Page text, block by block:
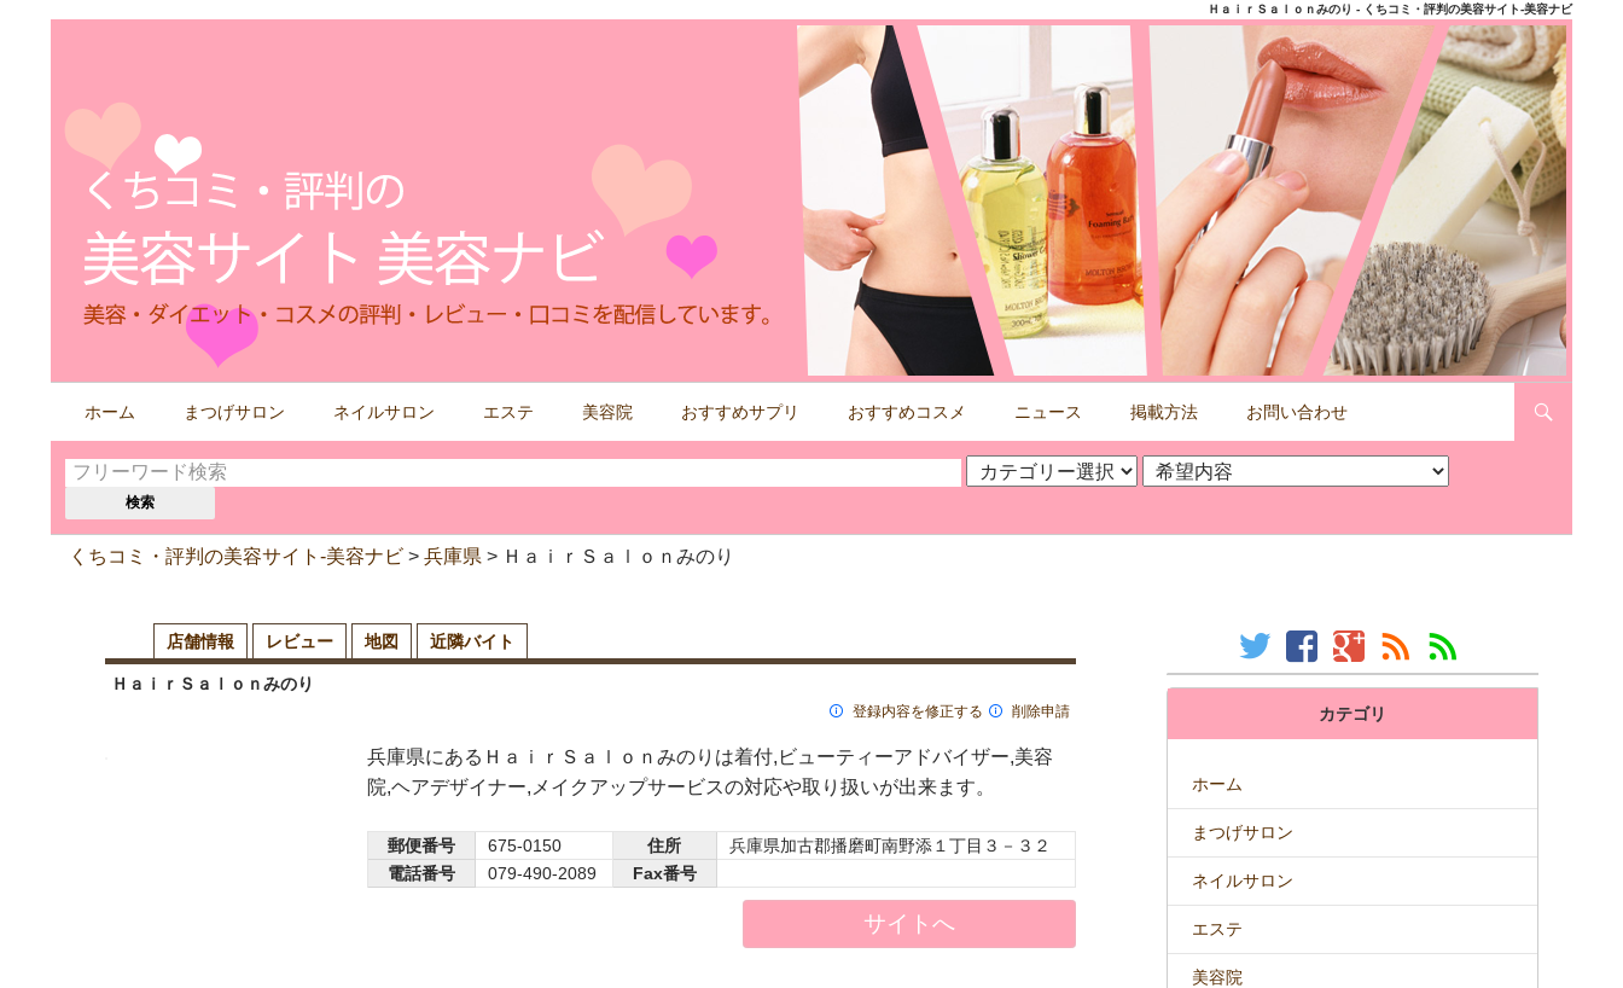
ＨａｉｒＳａｌｏｎみのり - くちコミ・評判の美容サイト-美容ナビ
す
る
ホーム まつげサロン ネイルサロン エステ 美容院 おすすめサプリ おすすめコスメ ニュース 掲載方法 お問い合わせ
くちコミ・評判の美容サイト-美容ナビ > 兵庫県 > ＨａｉｒＳａｌｏｎみのり
店舗情報 レビュー 地図 近隣バイト
ＨａｉｒＳａｌｏｎみのり
登録内容を修正する 削除申請
兵庫県にあるＨａｉｒＳａｌｏｎみのりは着付,ビューティーアドバイザー,美容
院,ヘアデザイナー,メイクアップサービスの対応や取り扱いが出来ます。
郵便番号 675-0150 住所
兵庫県加古郡播磨町南野添１丁目３－３２
電話番号
079-490-2089 Fax番号
サイトへ
カテゴリ
ホーム
まつげサロン
ネイルサロン
エステ
美容院